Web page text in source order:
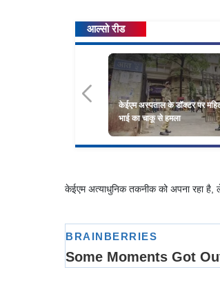
आल्सो रीड
केईएम अस्पताल के डॉक्टर पर
भाई का चाकू से हमला
केईएम अत्याधुनिक तकनीक को अपना रहा है,